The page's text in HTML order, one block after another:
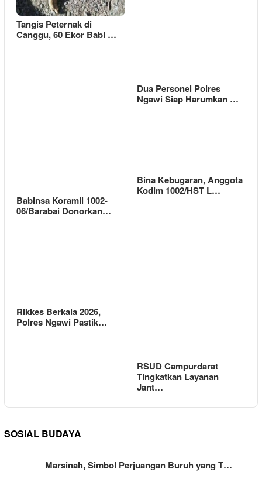
Tangis Peternak di
Canggu, 60 Ekor Babi …
Dua Personel Polres
Ngawi Siap Harumkan …
Babinsa Koramil 1002-
06/Barabai Donorkan…
Bina Kebugaran, Anggota
Kodim 1002/HST L…
Rikkes Berkala 2026,
Polres Ngawi Pastik…
RSUD Campurdarat
Tingkatkan Layanan
Jant…
SOSIAL BUDAYA
Marsinah, Simbol Perjuangan Buruh yang T…